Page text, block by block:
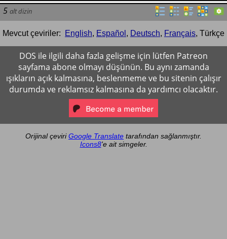
5 alt dizin
Mevcut çeviriler: English, Español , Deutsch, Français, Türkçe
DOS ile ilgili daha fazla gelişme için lütfen Patreon
sayfama abone olmayı düşünün. Bu aynı zamanda
ışıkların açık kalmasına, beslenmeme ve bu sitenin çalışır
durumda ve reklamsız kalmasına da yardımcı olacaktır.
Orijinal çeviriGoogle Translate tarafından sağlanmıştır.
Icons8'e ait simgeler.